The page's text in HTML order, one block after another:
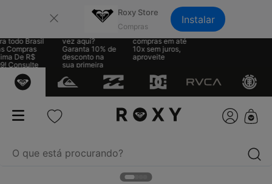
Roxy Store
Instalar
todo Brasil
Compras
De R$
Consulte
vez aqui?
Garanta 10% de
desconto na
sua primeira
Parcele suas
compras em até
10x sem juros,
aproveite